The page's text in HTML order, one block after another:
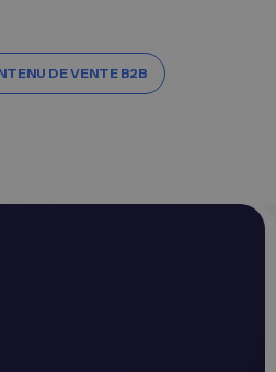
DE VENTE B2B